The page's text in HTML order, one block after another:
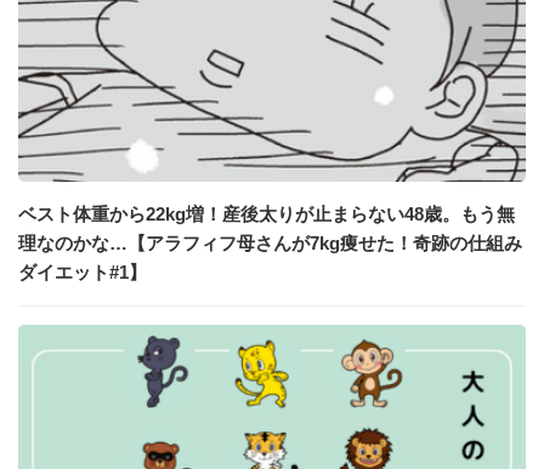
ベスト体重から22kg増！産後太りが止まらない48歳。もう無
理なのかな…【アラフィフ母さんが7kg痩せた！奇跡の仕組み
ダイエット#1】